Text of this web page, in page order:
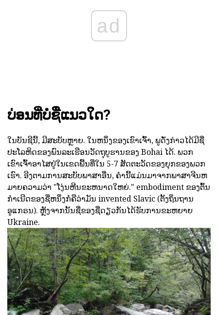
ad
ບ່ອນທີ່ບໍ່ຊື່ແນວໃດ?
ໃນບັນຊີນີ້, ມີສະບັບຫຼາຍ. ໃນຫນຶ່ງຂອງເຂົາເຈົ້າ, ພູດັ່ງກ່າວໄດ້ມີຊື່
ປະໂລຫິດຂອງພົນລະເຮືອນວັດຖຸບູຮານຂອງ Bohai ໄດ້. ພວກ
ເຂົາເຈົ້າອາໄສຢູ່ໃນເຂດພື້ນທີ່ໃນ 5-7 ສັດຕະວັດຂອງຍຸກຂອງພວກ
ເຮົາ. ອີງຕາມການສະບັບພາສາອື່ນ, ຄໍານີ້ແມ່ນມາຈາກພາສາຈີນຫ
ມາຍຄວາມວ່າ "ໂງ່ນຫີນຂະຫນາດໃຫຍ່." embodiment ຂອງຕົ້ນ
ກໍາເນີດຂອງຊື່ຫນຶ່ງກໍ່ຄືວ່າມັນ invented Slavic (ຕັ້ງຖິ່ນຖານ
ອູແກຣນ). ຫຼັງຈາກນັ້ນຊື່ຂອງຊື່ດຽວກັນໄດ້ຮັບການຂະຫຍາຍ
Ukraine.